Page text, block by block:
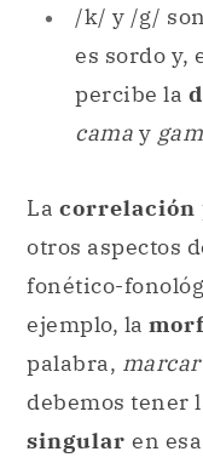
/k/ y /g/
es sordo y,
percibe la
cama y
La correlación
otros aspectos
fonético-
ejemplo, la
palabra, marcar
debemos tener
singular en